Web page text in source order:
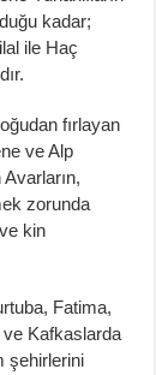
kadar;
ile Haç
fırlayan
ve Alp
zorunda
kin
Fatima,
ve Kafkaslarda
şehirlerini